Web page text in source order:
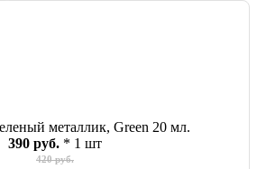
металлик, Green 20 мл.
390 руб. * 1 шт
420 руб.